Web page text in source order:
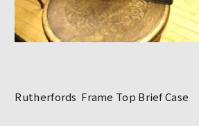
Rutherfords Frame Top Brief Case